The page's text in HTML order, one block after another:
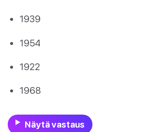
1939
1954
1922
1968
Näytä vastaus